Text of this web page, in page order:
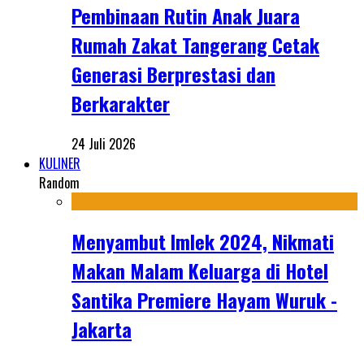
Pembinaan Rutin Anak Juara
Rumah Zakat Tangerang Cetak
Generasi Berprestasi dan
Berkarakter
24 Juli 2026
KULINER
Random
Menyambut Imlek 2024, Nikmati
Makan Malam Keluarga di Hotel
Santika Premiere Hayam Wuruk -
Jakarta